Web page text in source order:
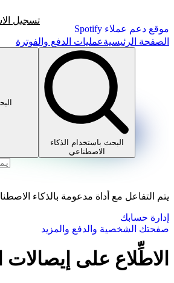
موقع دعم عملاء Spotify
تسجيل
الصفحة الرئيسيةعمليات الدفع والفوترة
البحث باستخدام الذكاء
الاصطناعي
يتم التفاعل مع أداة مدعومة بالذكاء
إدارة حسابك
صفحتك الشخصية والدفع والمزيد
الاطِّلاع على إيصالات